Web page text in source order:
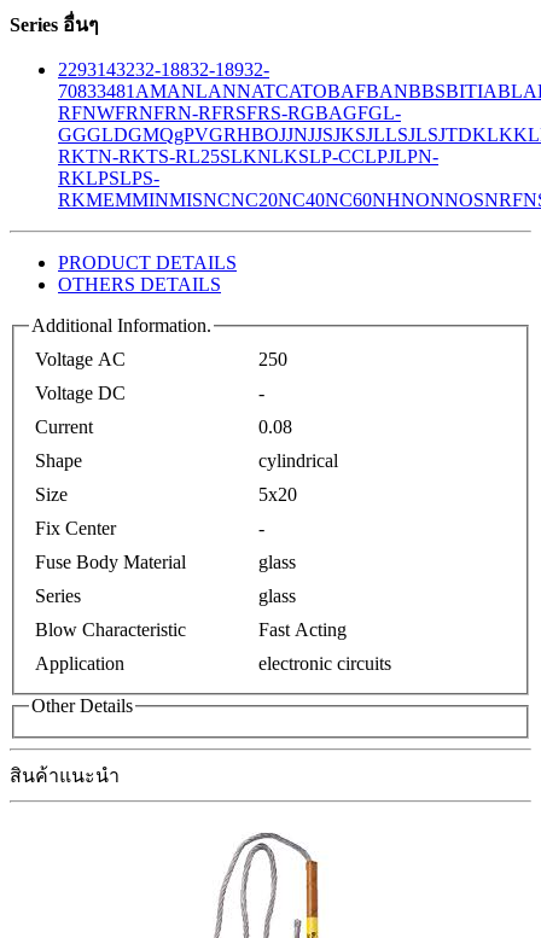
Series อื่นๆ
2293143232-18832-18932-
70833481 AMANLANNATCATOBAFBANBBSBITIABLA
RFNWFRNFRN-RFRSFRS-RGBAGFGL-
GGGLDGMQgPVGRHBOJJNJJSJKSJLLSJLSJTDKLK
RKTN-RKTS-RL25SLKNLKSLP-CCLPJLPN-
RKLPSLPS-
RKMEMMINMISNCNC20NC40NC60NHNONNOSNRF
PRODUCT DETAILS
OTHERS DETAILS
Additional Information.
Voltage AC
250
Voltage DC
-
Current
0.08
Shape
cylindrical
Size
5x20
Fix Center
-
Fuse Body Material
glass
Series
glass
Blow Characteristic
Fast Acting
Application
electronic circuits
Other Details
สินค้าแนะนำ